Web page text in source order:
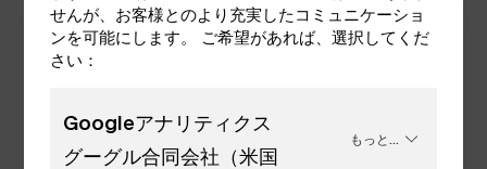
ハイテ 09.08
モルゲン 10.08
せんが、お客様とのより充実したコミュニケーショ
ンを可能にします。 ご希望があれば、選択してくだ
さい：
Googleアナリティクス
グーグル合同会社（米国
もっと...